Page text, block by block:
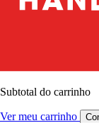
Subtotal do carrinho
Ver meu carrinho